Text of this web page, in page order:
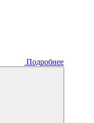
Подробнее